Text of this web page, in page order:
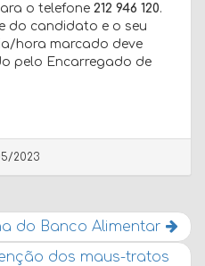
o telefone 212 946 120.
do candidato e o seu
hora marcado deve
pelo Encarregado de
2023
do Banco Alimentar
dos maus-tratos